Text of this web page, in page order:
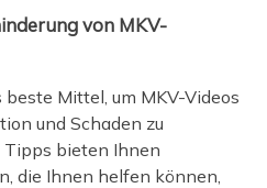
von MKV-
Mittel, um MKV-Videos
und Schaden zu
bieten Ihnen
die Ihnen helfen können,